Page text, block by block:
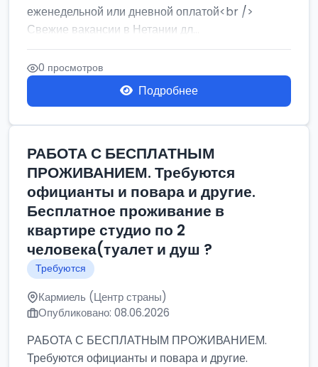
еженедельной или дневной оплатой<br />
Свежие вакансии в Нетании дл...
0 просмотров
Подробнее
РАБОТА С БЕСПЛАТНЫМ
ПРОЖИВАНИЕМ. Требуются
официанты и повара и другие.
Бесплатное проживание в
квартире студио по 2
человека(туалет и душ ?
Требуются
Кармиель (Центр страны)
Опубликовано: 08.06.2026
РАБОТА С БЕСПЛАТНЫМ ПРОЖИВАНИЕМ.
Требуются официанты и повара и другие.